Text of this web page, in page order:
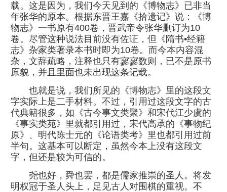
载。这是因为，我们今天见到的《博物志》已非当
年张华的原本。根据东晋王嘉《拾遗记》说：《博
物志》一书原有400卷，晋武帝令张华删订为10
卷。尽管这种说法目前没有佐证，但《隋书•经籍
志》杂家类著录本书时即为10卷。而今本内容混
杂，文辞疏略，注释也只有寥寥数则，已不是原书
原貌，并且里面也未出现这条记载。
也就是说，我们所见的《博物志》里的这段文
字实际上是二手材料。不过，引用过这段文字的古
代典籍很多，如《古今事文类聚》和宋代江少虞的
《事实类苑》里就都引用过，宋代高承的《事物纪
原》、明代陈士元的《论语类考》里也都引用过前
半句。这基本可以断定，虽然今本上没有这段文
字，但还是较为可信的。
尧也好，舜也罢，都是儒家推崇的圣人。将发
明权冠于圣人头上，足见古人对围棋的重视。不